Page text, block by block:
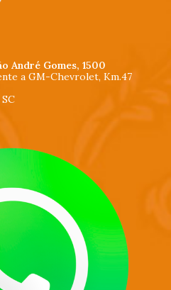
André Gomes, 1500
a GM-Chevrolet, Km.47